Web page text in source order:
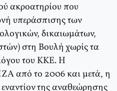
ακροατηρίου που
υπεράσπισης των
δικαιωμάτων,
στη Βουλή χωρίς τα
του ΚΚΕ. Η
από το 2006 και μετά, η
της αναθεώρησης